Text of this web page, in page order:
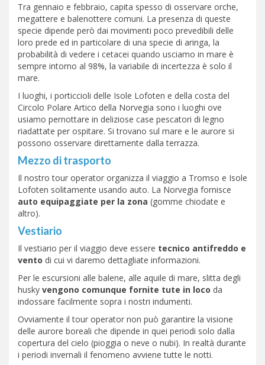
Tra gennaio e febbraio, capita spesso di osservare orche,
megattere e balenottere comuni. La presenza di queste
specie dipende però dai movimenti poco prevedibili delle
loro prede ed in particolare di una specie di aringa, la
probabilità di vedere i cetacei quando usciamo in mare è
sempre intorno al 98%, la variabile di incertezza è solo il
mare.
I luoghi, i porticcioli delle Isole Lofoten e della costa del
Circolo Polare Artico della Norvegia sono i luoghi ove
usiamo pernottare in deliziose case pescatori di legno
riadattate per ospitare. Si trovano sul mare e le aurore si
possono osservare direttamente dalla terrazza.
Mezzo di trasporto
Il nostro tour operator organizza il viaggio a Tromso e Isole
Lofoten solitamente usando auto. La Norvegia fornisce
auto equipaggiate per la zona (gomme chiodate e
altro).
Vestiario
Il vestiario per il viaggio deve essere tecnico antifreddo e
vento di cui vi daremo dettagliate informazioni.
Per le escursioni alle balene, alle aquile di mare, slitta degli
husky vengono comunque fornite tute in loco da
indossare facilmente sopra i nostri indumenti.
Ovviamente il tour operator non può garantire la visione
delle aurore boreali che dipende in quei periodi solo dalla
copertura del cielo (pioggia o neve o nubi). In realtà durante
i periodi invernali il fenomeno avviene tutte le notti.